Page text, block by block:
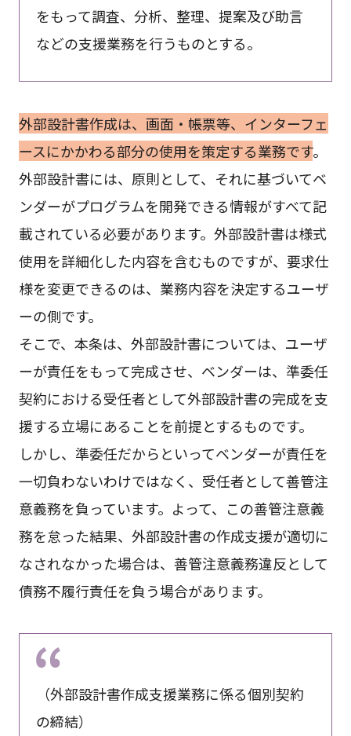
をもって調査、分析、整理、提案及び助言
などの支援業務を行うものとする。
外部設計書作成は、画面・帳票等、インターフェ
ースにかかわる部分の使用を策定する業務です。
外部設計書には、原則として、それに基づいてベ
ンダーがプログラムを開発できる情報がすべて記
載されている必要があります。外部設計書は様式
使用を詳細化した内容を含むものですが、要求仕
様を変更できるのは、業務内容を決定するユーザ
ーの側です。
そこで、本条は、外部設計書については、ユーザ
ーが責任をもって完成させ、ベンダーは、準委任
契約における受任者として外部設計書の完成を支
援する立場にあることを前提とするものです。
しかし、準委任だからといってベンダーが責任を
一切負わないわけではなく、受任者として善管注
意義務を負っています。よって、この善管注意義
務を怠った結果、外部設計書の作成支援が適切に
なされなかった場合は、善管注意義務違反として
債務不履行責任を負う場合があります。
（外部設計書作成支援業務に係る個別契約
の締結）